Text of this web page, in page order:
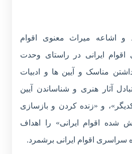
و اشاعه میراث معنوی اقوام
اقوام ایرانی در راستای وحدت
مناسک و آیین ها و ادبیات
آثار هنری و شناساندن آیین
و «زنده کردن و بازسازی
شده اقوام ایرانی» را اهداف
سراسری اقوام ایرانی برشمرد.